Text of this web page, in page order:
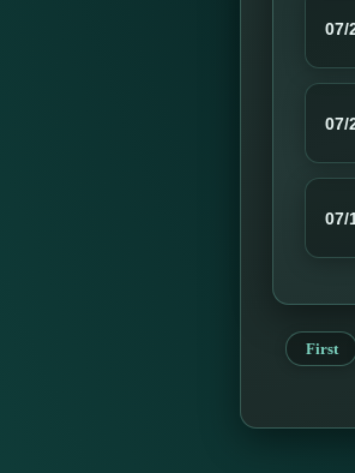
07/
07/
07/
First